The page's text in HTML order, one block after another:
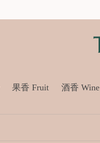
果香 Fruit 酒香 Wine